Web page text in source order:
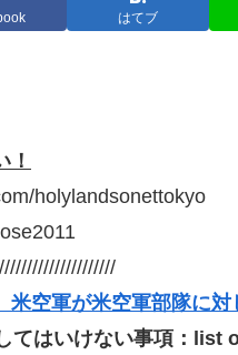
はてブ
holylandsonettokyo
米空軍が米空軍部隊に
てはいけない事項：